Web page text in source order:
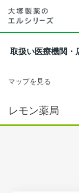
取扱い医療機関・
マップを見る
レモン薬局